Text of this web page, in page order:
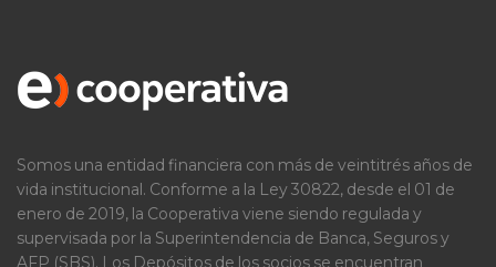
Somos una entidad financiera con más de veintitrés años de
vida institucional. Conforme a la Ley 30822, desde el 01 de
enero de 2019, la Cooperativa viene siendo regulada y
supervisada por la Superintendencia de Banca, Seguros y
AFP (SBS). Los Depósitos de los socios se encuentran